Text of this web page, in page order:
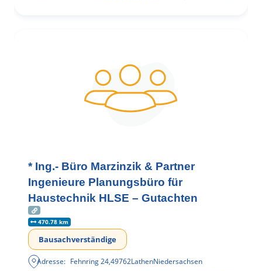
* Ing.- Büro Marzinzik & Partner
Ingenieure Planungsbüro für
Haustechnik HLSE – Gutachten
470.78 km
Bausachverständige
Adresse: Fehnring 24,49762LathenNiedersachsen